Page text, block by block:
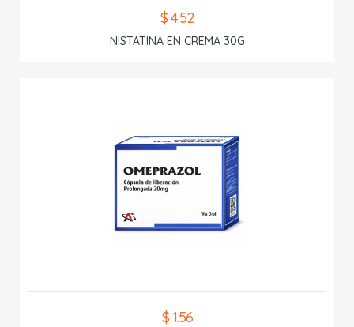
$ 4.52
NISTATINA EN CREMA 30G
$ 1.56